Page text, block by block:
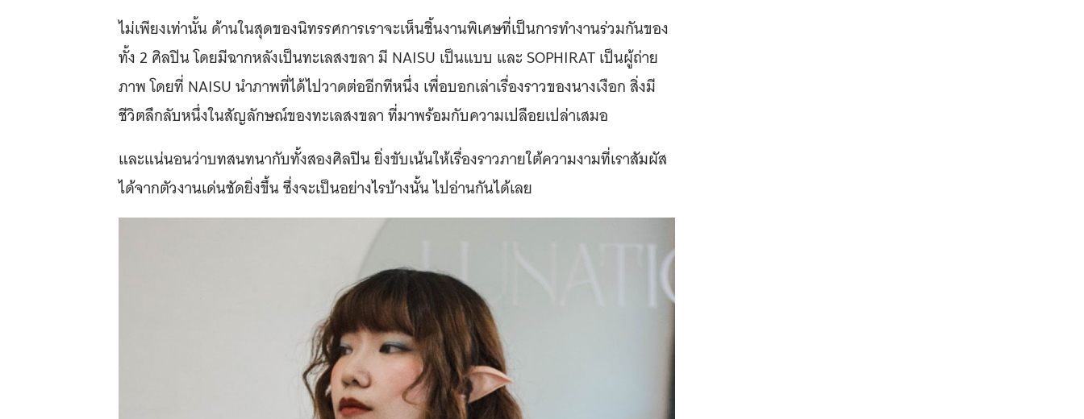
ไม่เพียงเท่านั้น ด้านในสุดของนิทรรศการเราจะเห็นชิ้นงานพิเศษที่เป็นการทำงานร่วมกันของ
ทั้ง 2 ศิลปิน โดยมีฉากหลังเป็นทะเลสงขลา มี NAISU เป็นแบบ และ SOPHIRAT เป็นผู้ถ่าย
ภาพ โดยที่ NAISU นำภาพที่ได้ไปวาดต่ออีกทีหนึ่ง เพื่อบอกเล่าเรื่องราวของนางเงือก สิ่งมี
ชีวิตลึกลับหนึ่งในสัญลักษณ์ของทะเลสงขลา ที่มาพร้อมกับความเปลือยเปล่าเสมอ
และแน่นอนว่าบทสนทนากับทั้งสองศิลปิน ยิ่งขับเน้นให้เรื่องราวภายใต้ความงามที่เราสัมผัส
ได้จากตัวงานเด่นชัดยิ่งขึ้น ซึ่งจะเป็นอย่างไรบ้างนั้น ไปอ่านกันได้เลย